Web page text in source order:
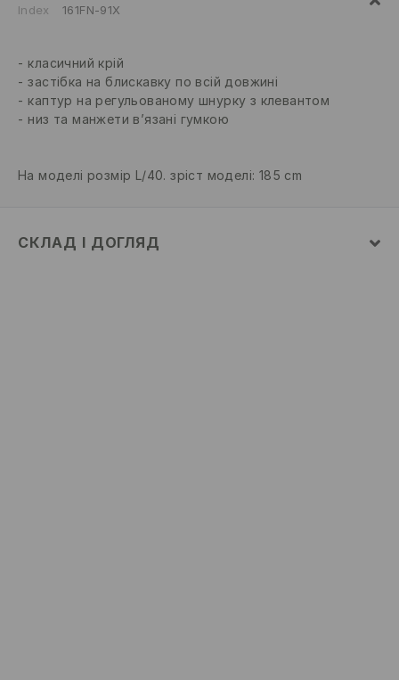
Index 161FN-91X
класичний крій
застібка на блискавку по всій довжині
каптур на регульованому шнурку з клевантом
низ та манжети в’язані гумкою
На моделі розмір L/40. зріст моделі: 185 cm
СКЛАД І ДОГЛЯД